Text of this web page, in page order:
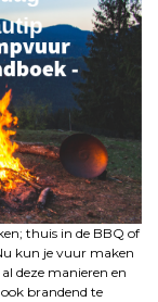
thuis in de BBQ of
kun je vuur maken
deze manieren en
brandend te